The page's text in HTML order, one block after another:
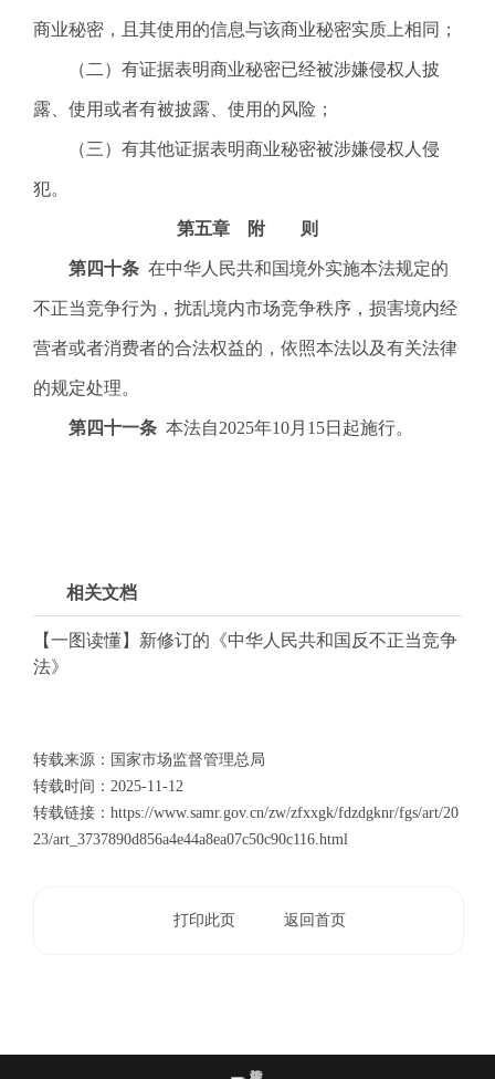
商业秘密，且其使用的信息与该商业秘密实质上相同；
（二）有证据表明商业秘密已经被涉嫌侵权人披
露、使用或者有被披露、使用的风险；
（三）有其他证据表明商业秘密被涉嫌侵权人侵
犯。
第五章 附 则
第四十条 在中华人民共和国境外实施本法规定的
不正当竞争行为，扰乱境内市场竞争秩序，损害境内经
营者或者消费者的合法权益的，依照本法以及有关法律
的规定处理。
第四十一条 本法自2025年10月 15日起施行。
相关文档
【一图读懂】新修订的《中华人民共和国反不正当竞争
法》
转载来源：国家市场监督管理总局
转载时间： 2025-11-12
转载链接： https://www.samr.gov.cn/zw/zfxxgk/fdzdgknr/fgs/art/20
23/art_3737890d856a4e44a8ea07c50c90c116.html
打印此页 返回首页